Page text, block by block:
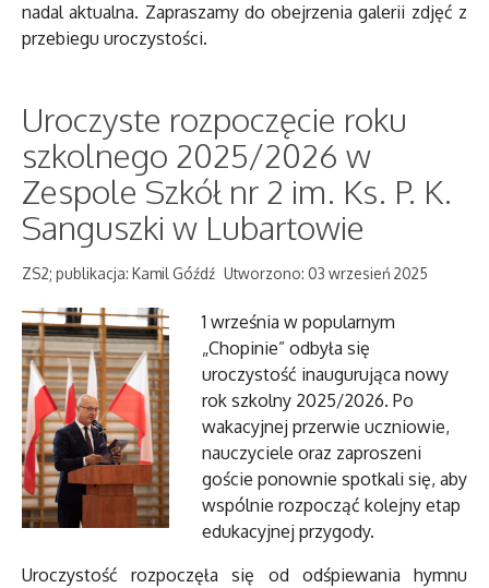
nadal aktualna. Zapraszamy do obejrzenia galerii zdjęć z
przebiegu uroczystości.
Uroczyste rozpoczęcie roku
szkolnego 2025/2026 w
Zespole Szkół nr 2 im. Ks. P. K.
Sanguszki w Lubartowie
ZS2; publikacja: Kamil Góźdź Utworzono: 03 wrzesień 2025
1 września w popularnym
„Chopinie” odbyła się
uroczystość inaugurująca nowy
rok szkolny 2025/2026. Po
wakacyjnej przerwie uczniowie,
nauczyciele oraz zaproszeni
goście ponownie spotkali się, aby
wspólnie rozpocząć kolejny etap
edukacyjnej przygody.
Uroczystość rozpoczęła się od odśpiewania hymnu